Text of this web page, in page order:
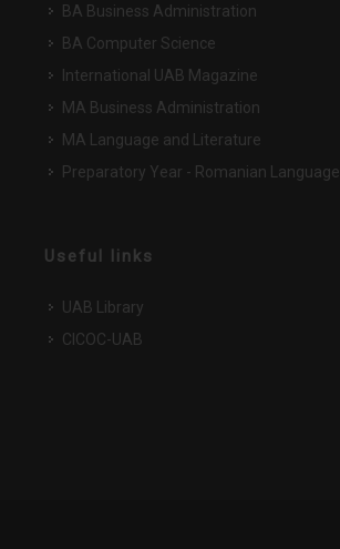
BA Business Administration
BA Computer Science
International UAB Magazine
MA Business Administration
MA Language and Literature
Preparatory Year - Romanian Language
Useful links
UAB Library
CICOC-UAB